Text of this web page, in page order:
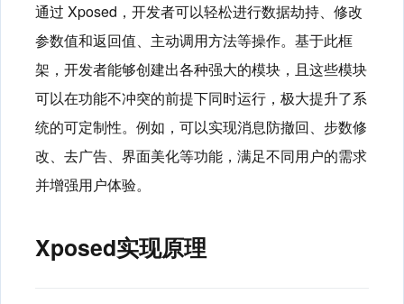
通过 Xposed，开发者可以轻松进行数据劫持、修改
参数值和返回值、主动调用方法等操作。基于此框
架，开发者能够创建出各种强大的模块，且这些模块
可以在功能不冲突的前提下同时运行，极大提升了系
统的可定制性。例如，可以实现消息防撤回、步数修
改、去广告、界面美化等功能，满足不同用户的需求
并增强用户体验。
Xposed实现原理